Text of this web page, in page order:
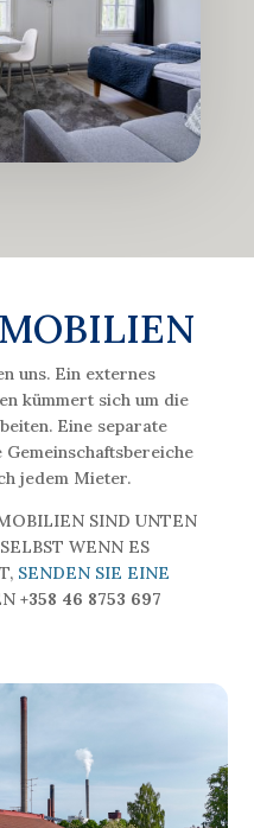
uns. Ein externes
kümmert sich um die
Eine separate
jedem Mieter.
SIND UNTEN
WENN ES
SENDEN SIE EINE
+358 46 8753 697